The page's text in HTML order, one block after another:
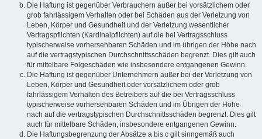
Die Haftung ist gegenüber Verbrauchern außer bei vorsätzlichem oder
grob fahrlässigem Verhalten oder bei Schäden aus der Verletzung von
Leben, Körper und Gesundheit und der Verletzung wesentlicher
Vertragspflichten (Kardinalpflichten) auf die bei Vertragsschluss
typischerweise vorhersehbaren Schäden und im übrigen der Höhe nach
auf die vertragstypischen Durchschnittsschäden begrenzt. Dies gilt auch
für mittelbare Folgeschäden wie insbesondere entgangenen Gewinn.
Die Haftung ist gegenüber Unternehmern außer bei der Verletzung von
Leben, Körper und Gesundheit oder vorsätzlichem oder grob
fahrlässigem Verhalten des Betreibers auf die bei Vertragsschluss
typischerweise vorhersehbaren Schäden und im Übrigen der Höhe
nach auf die vertragstypischen Durchschnittsschäden begrenzt. Dies gilt
auch für mittelbare Schäden, insbesondere entgangenen Gewinn.
Die Haftungsbegrenzung der Absätze a bis c gilt sinngemäß auch